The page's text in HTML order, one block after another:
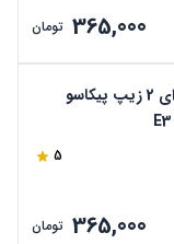
365,000 تومان
جامدادی پارچه ای 2 زیپ پیکاسو
5
365,000 تومان